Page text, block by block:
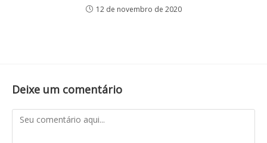
12 de novembro de 2020
Deixe um comentário